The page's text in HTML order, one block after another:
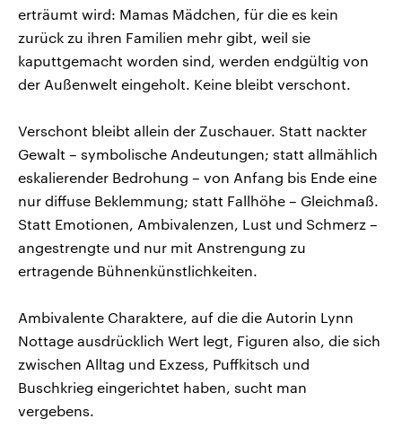
erträumt wird: Mamas Mädchen, für die es kein
zurück zu ihren Familien mehr gibt, weil sie
kaputtgemacht worden sind, werden endgültig von
der Außenwelt eingeholt. Keine bleibt verschont.
Verschont bleibt allein der Zuschauer. Statt nackter
Gewalt – symbolische Andeutungen; statt allmählich
eskalierender Bedrohung – von Anfang bis Ende eine
nur diffuse Beklemmung; statt Fallhöhe – Gleichmaß.
Statt Emotionen, Ambivalenzen, Lust und Schmerz –
angestrengte und nur mit Anstrengung zu
ertragende Bühnenkünstlichkeiten.
Ambivalente Charaktere, auf die die Autorin Lynn
Nottage ausdrücklich Wert legt, Figuren also, die sich
zwischen Alltag und Exzess, Puffkitsch und
Buschkrieg eingerichtet haben, sucht man
vergebens.